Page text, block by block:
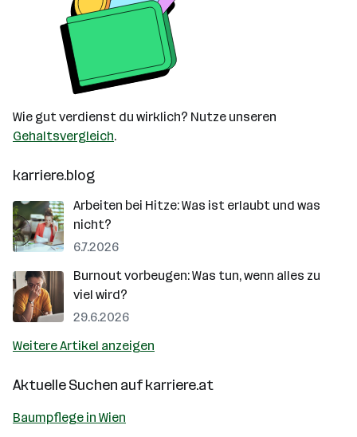
Wie gut verdienst du wirklich? Nutze unseren
Gehaltsvergleich.
karriere.blog
Arbeiten bei Hitze: Was ist erlaubt und was
nicht?
6.7.2026
Burnout vorbeugen: Was tun, wenn alles zu
viel wird?
29.6.2026
Weitere Artikel anzeigen
Aktuelle Suchen aufkarriere.at
Baumpflege in Wien